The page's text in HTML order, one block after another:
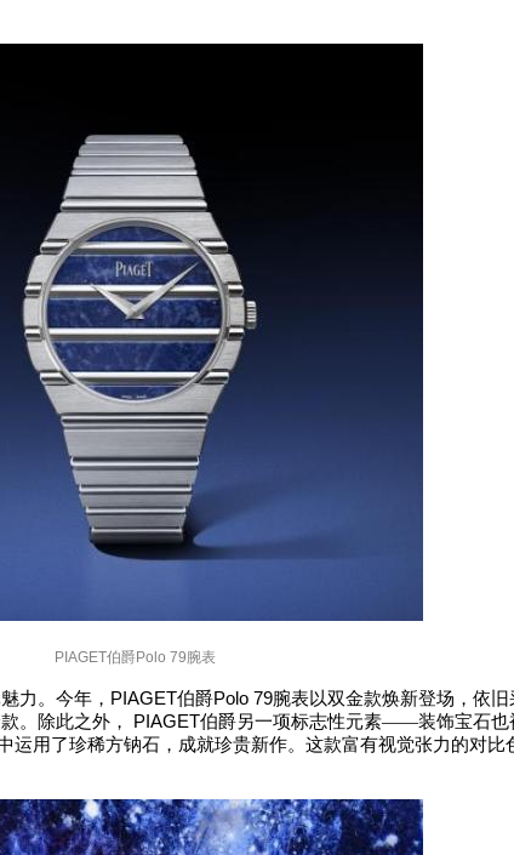
PIAGET伯爵Polo 79腕表
力。今年， PIAGET伯爵Polo 79腕表以双金款焕新登场，依旧
。除此之外， PIAGET伯爵另一项标志性元素——装饰宝石也
运用了珍稀方钠石，成就珍贵新作。这款富有视觉张力的对